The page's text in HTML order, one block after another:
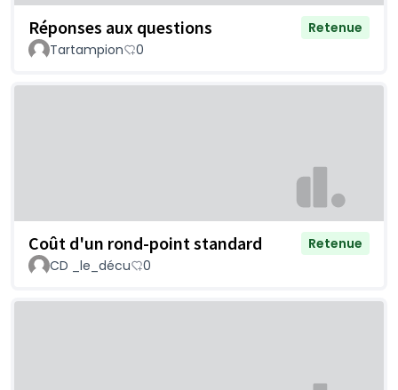
Réponses aux questions
Retenue
Tartampion
0
Coût d'un rond-point standard
Retenue
CD _le_décu
0